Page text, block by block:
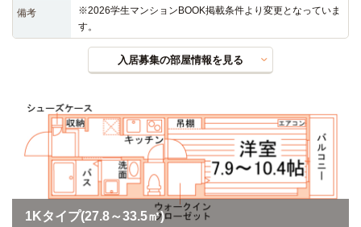
備考
※2026学生マンションBOOK掲載条件より変更となっていま
す。
入居募集の部屋情報を見る
1Kタイプ(27.8～33.5㎡)